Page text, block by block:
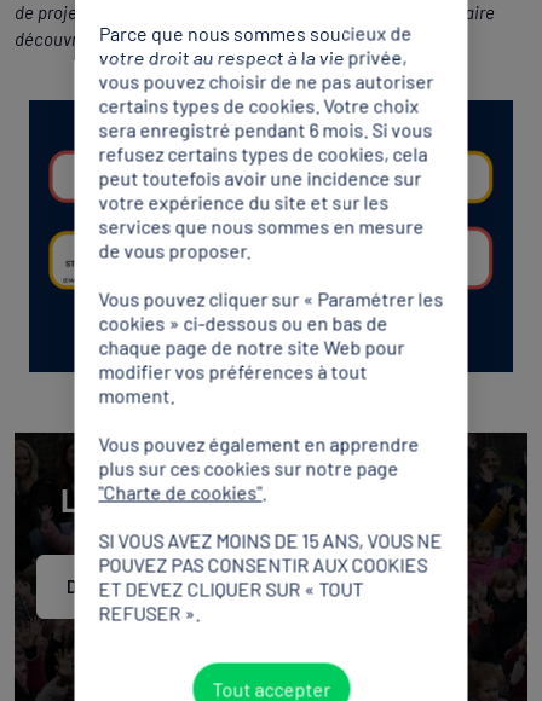
de projets qui permettent ces rencontres et contribuent à faire
découvrir l'engagement sous toutes ses formes ! »
Les images de la SOP 2026
Découvrir
Parce que nous sommes soucieux de
votre droit au respect à la vie privée,
vous pouvez choisir de ne pas autoriser
certains types de cookies. Votre choix
sera enregistré pendant 6 mois. Si vous
refusez certains types de cookies, cela
peut toutefois avoir une incidence sur
votre expérience du site et sur les
services que nous sommes en mesure
de vous proposer.
Vous pouvez cliquer sur « Paramétrer les
cookies » ci-dessous ou en bas de
chaque page de notre site Web pour
modifier vos préférences à tout
moment.
Vous pouvez également en apprendre
plus sur ces cookies sur notre page
"Charte de cookies".
SI VOUS AVEZ MOINS DE 15 ANS, VOUS NE
POUVEZ PAS CONSENTIR AUX COOKIES
ET DEVEZ CLIQUER SUR « TOUT
REFUSER ».
Tout accepter